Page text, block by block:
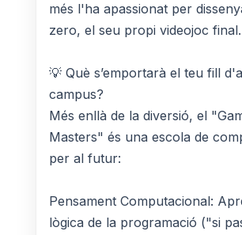
més l'ha apassionat per
zero, el seu propi videojoc final.
💡 Què s’emportarà el teu fill
campus?
Més enllà de la diversió, el
Masters" és una escola de
per al futur:
Pensament Computacional:
lògica de la programació ("si